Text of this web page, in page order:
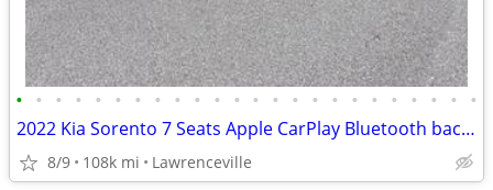
• • • • • • • • • • • • • • • • • • • • • • • •
2022 Kia Sorento 7 Seats Apple CarPlay Bluetooth back up camera
8/9 108k mi Lawrenceville